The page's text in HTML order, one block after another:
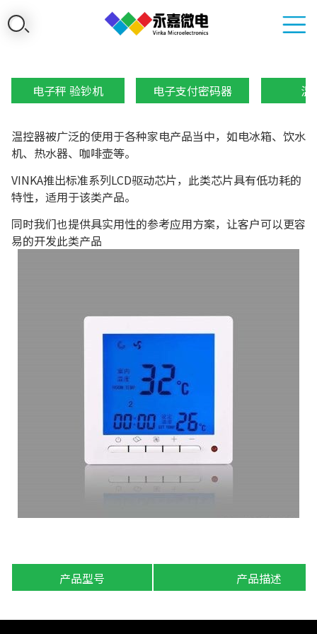
电子秤 验钞机 电子支付密码器 温
温控器被广泛的使用于各种家电产品当中，如电冰箱、饮水
机、热水器、咖啡壶等。
VINKA推出标准系列LCD驱动芯片，此类芯片具有低功耗的
特性，适用于该类产品。
同时我们也提供具实用性的参考应用方案，让客户可以更容
易的开发此类产品
产品型号 产品描述